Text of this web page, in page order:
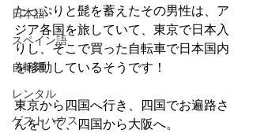
日本語
スペイン語
自転車
レンタル
ゲストハウス
たっぷりと髭を蓄えたその男性は、ア
ジア各国を旅していて、東京で日本入
りし、そこで買った自転車で日本国内
を移動しているそうです！
東京から四国へ行き、四国でお遍路さ
んをして、四国から大阪へ。